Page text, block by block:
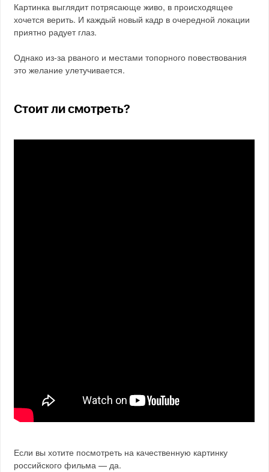
Картинка выглядит потрясающе живо, в происходящее
хочется верить. И каждый новый кадр в очередной локации
приятно радует глаз.
Однако из-за рваного и местами топорного повествования
это желание улетучивается.
Стоит ли смотреть?
Если вы хотите посмотреть на качественную картинку
российского фильма — да.